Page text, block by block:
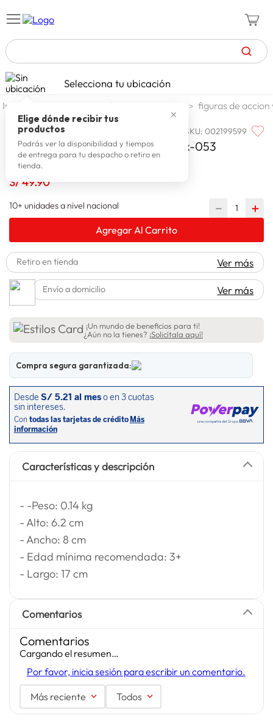
TÉRMINOS MÁS BUSCADOS
1. zapatillas mujer
2. celulares
3. zapatillas hombre
4. moda
5 . zapatillas
6. tv
8. laptop
9. spiderman
10 lavadora
Selecciona tu ubicación
✕
Elige dónde recibir tus
productos
Podrás ver la disponibilidad y tiempos
de entrega para tu despacho o retiro en
tienda.
jugueteria y escolar figuras de
DINOMIGHT SKU:002199599
Dinomight Juguete Dinosaurio Zyx-053
S/ 49.90
10+ unidades a nivel nacional ＋
－
Agregar Al Carrito
Retiro en tienda Ver más
Envío a domicilio Ver más
¡Un mundo de beneficios para ti!
¿Aún no la tienes? ¡Solicítala aquí!
Compra segura garantizada:
Características y descripción
- -Peso: 0.14 kg
- Alto: 6.2 cm
- Ancho: 8 cm
- Edad mínima recomendada: 3+
- Largo: 17 cm
Comentarios
Comentarios
Cargando el resumen…
Por favor, inicia sesión para escribir un comentario.
Más reciente Todos